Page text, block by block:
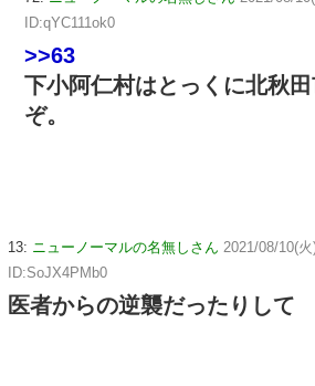
ID:qYC111ok0
>>63
下小阿仁村はとっくに北秋
ぞ。
13: ニューノーマルの名無しさん 2021/08/10(
ID:SoJX4PMb0
医者からの逆襲だったりして